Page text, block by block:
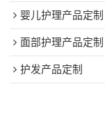
婴儿护理产品定制
面部护理产品定制
护发产品定制